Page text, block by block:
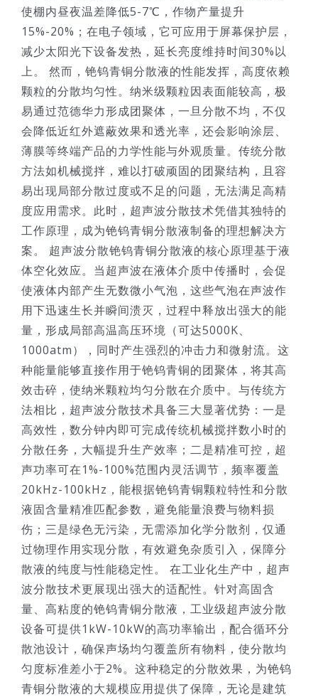
使棚内昼夜温差降低5-7℃，作物产量提升
15%-20%；在电子领域，它可应用于屏幕保护层，
减少太阳光下设备发热，延长亮度维持时间30%以
上。 然而，铯钨青铜分散液的性能发挥，高度依赖
颗粒的分散均匀性。纳米级颗粒因表面能较高，极
易通过范德华力形成团聚体，一旦分散不均，不仅
会降低近红外遮蔽效果和透光率，还会影响涂层、
薄膜等终端产品的力学性能与外观质量。传统分散
方法如机械搅拌，难以打破顽固的团聚结构，且容
易出现局部分散过度或不足的问题，无法满足高精
度应用需求。此时，超声波分散技术凭借其独特的
工作原理，成为铯钨青铜分散液制备的理想解决方
案。 超声波分散铯钨青铜分散液的核心原理基于液
体空化效应。当超声波在液体介质中传播时，会促
使液体内部产生无数微小气泡，这些气泡在声波作
用下迅速生长并瞬间溃灭，过程中释放出强大的能
量，形成局部高温高压环境（可达5000K、
1000atm），同时产生强烈的冲击力和微射流。这
种能量能够直接作用于铯钨青铜的团聚体，将其高
效击碎，使纳米颗粒均匀分散在介质中。与传统方
法相比，超声波分散技术具备三大显著优势：一是
高效性，数分钟内即可完成传统机械搅拌数小时的
分散任务，大幅提升生产效率；二是精准可控，超
声功率可在1%-100%范围内灵活调节，频率覆盖
20kHz-100kHz，能根据铯钨青铜颗粒特性和分散
液固含量精准匹配参数，避免能量浪费与物料损
伤；三是绿色无污染，无需添加化学分散剂，仅通
过物理作用实现分散，有效避免杂质引入，保障分
散液的纯度与性能稳定性。 在工业化生产中，超声
波分散技术更展现出强大的适配性。针对高固含
量、高粘度的铯钨青铜分散液，工业级超声波分散
设备可提供1kW-10kW的高功率输出，配合循环分
散池设计，确保声场均匀覆盖所有物料，使分散均
匀度标准差小于2%。这种稳定的分散效果，为铯钨
青铜分散液的大规模应用提供了保障，无论是建筑